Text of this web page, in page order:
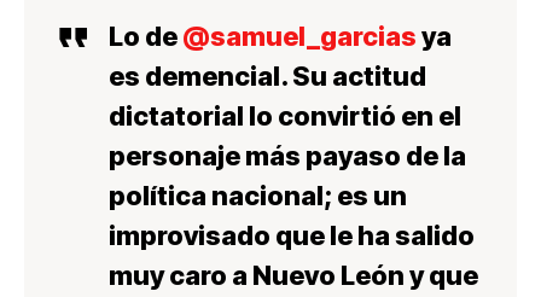
Lo de@samuel_garciasya
es demencial. Su actitud
dictatorial lo convirtió en el
personaje más payaso de la
política nacional; es un
improvisado que le ha salido
muy caro a Nuevo León y que